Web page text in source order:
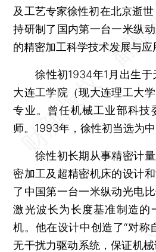
及工艺专家徐性初在北京逝
持研制了国内第一台一米纵
的精密加工科学技术发展与应
徐性初1934年1月出生于
大连工学院（现大连理工大
专业。曾任机械工业部科技
师。1993年，徐性初当选为中
徐性初长期从事精密计量
密加工及超精密机床的设计
了中国第一台一米纵动光电
激光波长为长度基准制造的
机。他在设计中创造了“对称
无干扰力驱动系统，保证机械